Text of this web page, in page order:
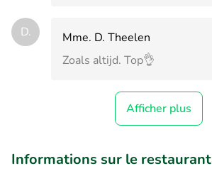
D.
Mme. D. Theelen
Zoals altijd. Top👌
Afficher plus
Informations sur le restaurant